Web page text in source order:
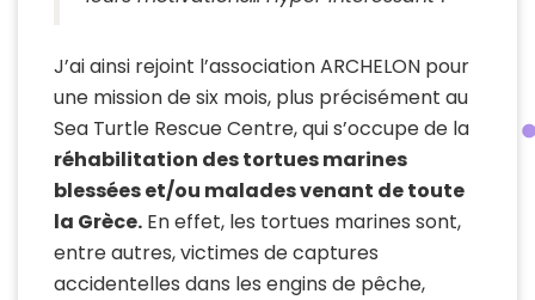
J’ai ainsi rejoint l’association ARCHELON pour
une mission de six mois, plus précisément au
Sea Turtle Rescue Centre, qui s’occupe de la
réhabilitation des tortues marines
blessées et/ou malades venant de toute
la Grèce. En effet, les tortues marines sont,
entre autres, victimes de captures
accidentelles dans les engins de pêche,